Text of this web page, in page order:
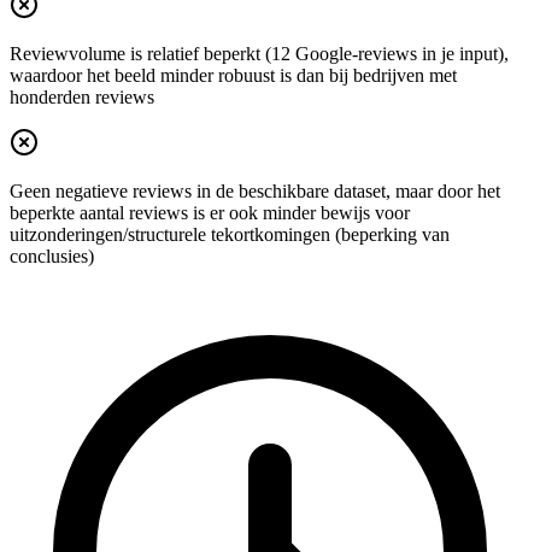
Reviewvolume is relatief beperkt (12 Google-reviews in je input),
waardoor het beeld minder robuust is dan bij bedrijven met
honderden reviews
Geen negatieve reviews in de beschikbare dataset, maar door het
beperkte aantal reviews is er ook minder bewijs voor
uitzonderingen/structurele tekortkomingen (beperking van
conclusies)